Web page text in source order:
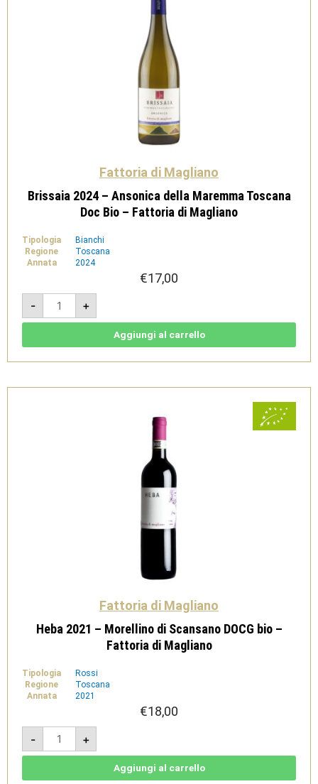
Fattoria di Magliano
Brissaia 2024 – Ansonica della Maremma Toscana
Doc Bio – Fattoria di Magliano
Tipologia
Bianchi
Regione
Toscana
Annata
2024
€17,00
-
Brissaia
2024
-
Ansonica
Doc
Fattoria
+
Aggiungi al carrello
Fattoria di Magliano
Heba 2021 – Morellino di Scansano DOCG bio –
Fattoria di Magliano
Tipologia
Rossi
Regione
Toscana
Annata
2021
€18,00
-
Heba
2021
-
Morellino
+
Aggiungi al carrello